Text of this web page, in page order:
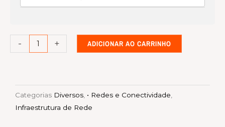
-
Fechado
19"
(GE85180)
quantidade
+ ADICIONAR AO CARRINHO
Categorias Diversos • Redes e Conectividade
Infraestrutura de Rede